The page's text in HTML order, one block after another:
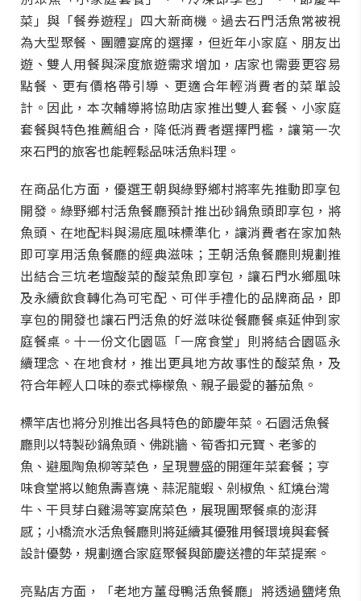
菜」與「餐券遊程」四大新商機。過去石門活魚常被視
為大型聚餐、團體宴席的選擇，但近年小家庭、朋友出
遊、雙人用餐與深度旅遊需求增加，店家也需要更容易
點餐、更有價格帶引導、更適合年輕消費者的菜單設
計。因此，本次輔導將協助店家推出雙人套餐、小家庭
套餐與特色推薦組合，降低消費者選擇門檻，讓第一次
來石門的旅客也能輕鬆品味活魚料理。
在商品化方面，優選王朝與綠野鄉村將率先推動即享包
開發。綠野鄉村活魚餐廳預計推出砂鍋魚頭即享包，將
魚頭、在地配料與湯底風味標準化，讓消費者在家加熱
即可享用活魚餐廳的經典滋味；王朝活魚餐廳則規劃推
出結合三坑老壇酸菜的酸菜魚即享包，讓石門水鄉風味
及永續飲食轉化為可宅配、可伴手禮化的品牌商品，即
享包的開發也讓石門活魚的好滋味從餐廳餐桌延伸到家
庭餐桌。十一份文化園區「一席食堂」則將結合園區永
續理念、在地食材，推出更具地方故事性的酸菜魚，及
符合年輕人口味的泰式檸檬魚、親子最愛的蕃茄魚。
標竿店也將分別推出各具特色的節慶年菜。石園活魚餐
廳則以特製砂鍋魚頭、佛跳牆、筍香扣元寶、老爹的
魚、避風陶魚柳等菜色，呈現豐盛的開運年菜套餐；亨
味食堂將以鮑魚壽喜燒、蒜泥龍蝦、剁椒魚、紅燒台灣
牛、干貝芽白雞湯等宴席菜色，展現團聚餐桌的澎湃
感；小橋流水活魚餐廳則將延續其優雅用餐環境與套餐
設計優勢，規劃適合家庭聚餐與節慶送禮的年菜提案。
亮點店方面，「老地方薑母鴨活魚餐廳」將透過鹽烤魚